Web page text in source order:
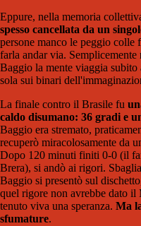
Eppure, nella memoria
spesso cancellata da un
persone manco le peggio
farla andar via.
Baggio la mente viaggia subito
sola sui binari
La finale contro il Brasile fu
caldo disumano: 36 gradi e
Baggio era stremato,
recuperò miracolosamente da
Dopo 120 minuti finiti 0-0 (il
Brera), si andò ai rigori.
Baggio si presentò sul
quel rigore non avrebbe dato
tenuto viva una speranza. Ma
sfumature.